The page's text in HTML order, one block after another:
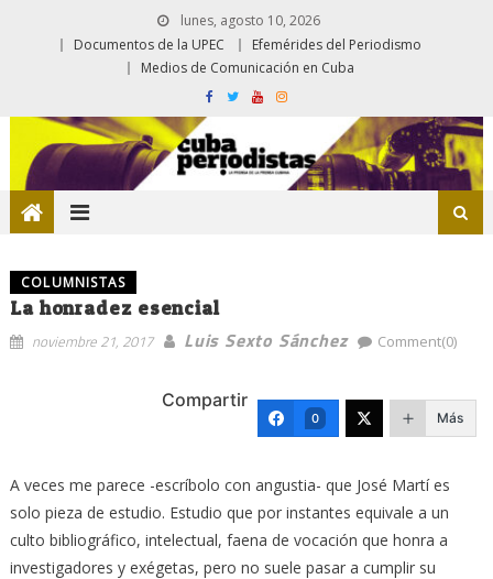
lunes, agosto 10, 2026
Documentos de la UPEC
Efemérides del Periodismo
Medios de Comunicación en Cuba
COLUMNISTAS
La honradez esencial
noviembre 21, 2017 Luis Sexto Sánchez Comment(0)
Compartir
0 Más
A veces me parece -escríbolo con angustia- que José Martí es
solo pieza de estudio. Estudio que por instantes equivale a un
culto bibliográfico, intelectual, faena de vocación que honra a
investigadores y exégetas, pero no suele pasar a cumplir su